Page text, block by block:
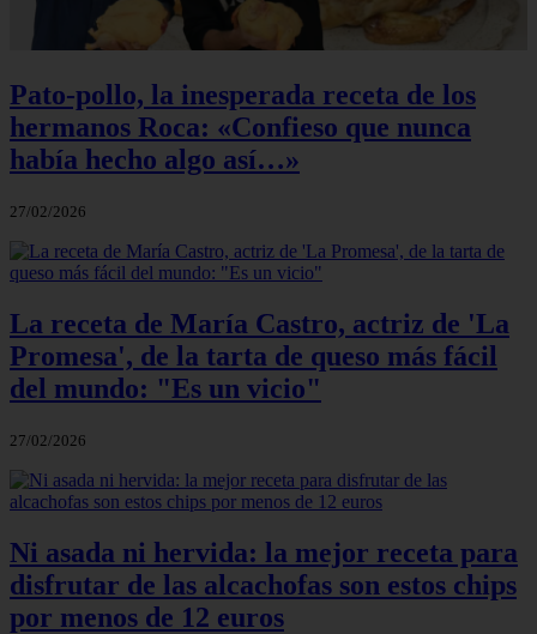
Pato-pollo, la inesperada receta de los
hermanos Roca: «Confieso que nunca
había hecho algo así…»
27/02/2026
La receta de María Castro, actriz de 'La
Promesa', de la tarta de queso más fácil
del mundo: "Es un vicio"
27/02/2026
Ni asada ni hervida: la mejor receta para
disfrutar de las alcachofas son estos chips
por menos de 12 euros